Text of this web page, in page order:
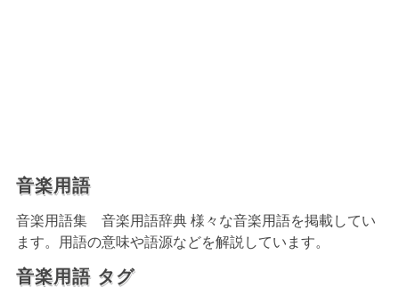
音楽用語
音楽用語集 音楽用語辞典 様々な音楽用語を掲載してい
ます。用語の意味や語源などを解説しています。
音楽用語 タグ